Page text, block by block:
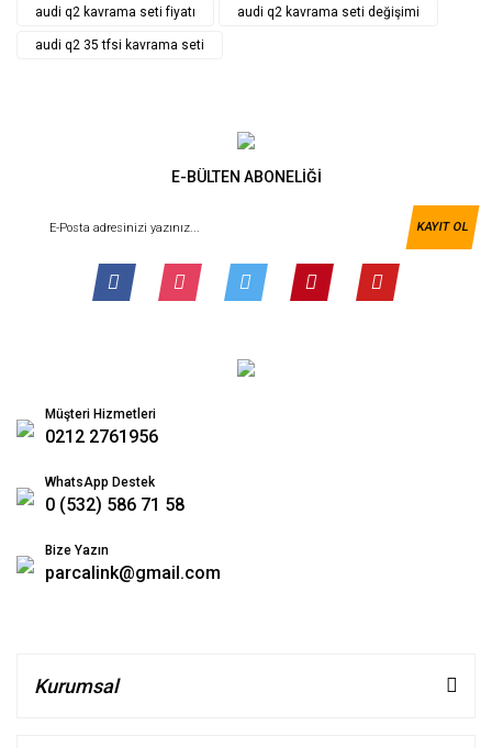
audi q2 kavrama seti fiyatı
audi q2 kavrama seti değişimi
audi q2 35 tfsi kavrama seti
E-BÜLTEN ABONELİĞİ
KAYIT OL
Müşteri Hizmetleri
0212 2761956
WhatsApp Destek
0 (532) 586 71 58
Bize Yazın
parcalink@gmail.com
Kurumsal